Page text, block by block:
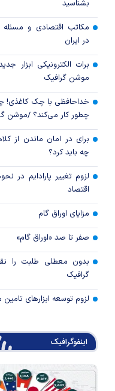
قیمت دلار و یورو مرکز
امروز پنجشنبه ۱۵ مرداد ۱۴۰۵
سقوط ارزهای صادراتی
کارت‌های بازرگانی
بشناسید
مکاتب اقتصادی و مسئله
در ایران
برات الکترونیکی ابزار
موشن گرافیک
خداحافظی با چک کاغذی!
چطور کار می‌کند؟ /موشن
برای در امان ماندن از
چه باید کرد؟
لزوم تغییر پارادایم در
اقتصاد
مزایای اوراق گام
صفر تا صد «اوراق گام»
بدون معطلی طلبت را
گرافیک
لزوم توسعه ابزارهای تامین
اینفوگرافیک